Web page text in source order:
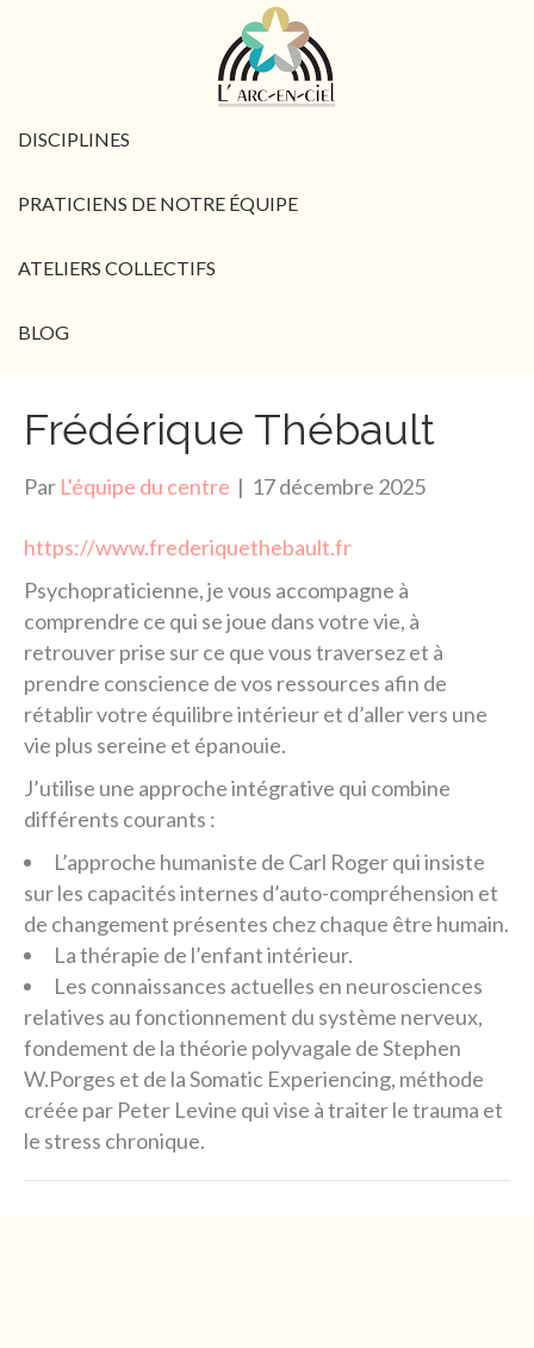
DISCIPLINES
PRATICIENS DE NOTRE ÉQUIPE
ATELIERS COLLECTIFS
BLOG
Frédérique Thébault
Par L'équipe du centre | 17 décembre 2025
https://www.frederiquethebault.fr
Psychopraticienne, je vous accompagne à
comprendre ce qui se joue dans votre vie, à
retrouver prise sur ce que vous traversez et à
prendre conscience de vos ressources afin de
rétablir votre équilibre intérieur et d’aller vers une
vie plus sereine et épanouie.
J’utilise une approche intégrative qui combine
différents courants :
L’approche humaniste de Carl Roger qui insiste
sur les capacités internes d’auto-compréhension et
de changement présentes chez chaque être humain.
La thérapie de l’enfant intérieur.
Les connaissances actuelles en neurosciences
relatives au fonctionnement du système nerveux,
fondement de la théorie polyvagale de Stephen
W.Porges et de la Somatic Experiencing, méthode
créée par Peter Levine qui vise à traiter le trauma et
le stress chronique.